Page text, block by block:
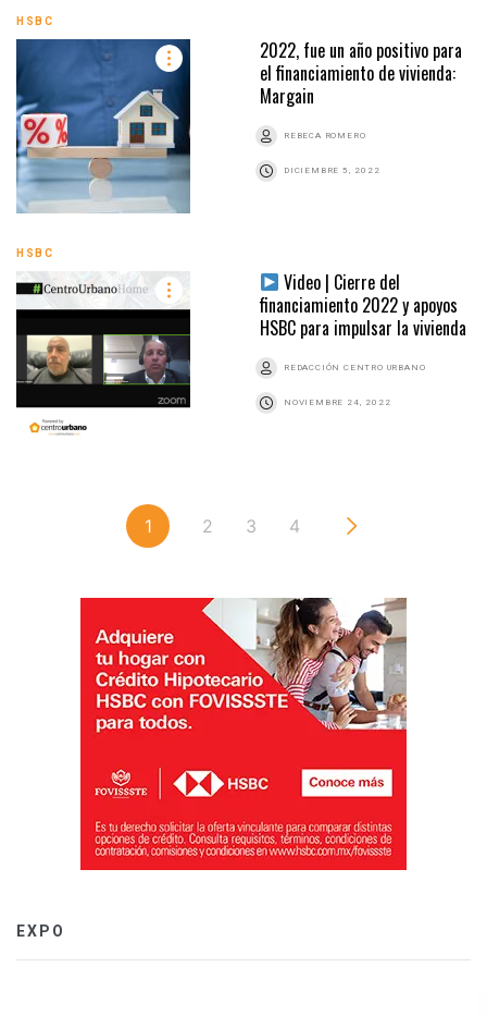
HSBC
2022, fue un año positivo para
el financiamiento de vivienda:
Margain
REBECA ROMERO
DICIEMBRE 5, 2022
HSBC
Video | Cierre del
financiamiento 2022 y apoyos
HSBC para impulsar la vivienda
REDACCIÓN CENTRO URBANO
NOVIEMBRE 24, 2022
1 2 3 4
EXPO